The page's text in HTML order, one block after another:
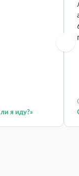
я иду?»